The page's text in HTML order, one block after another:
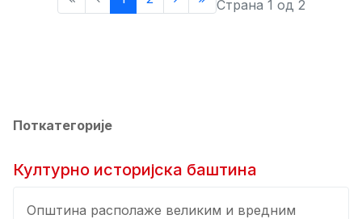
Страна 1 од 2
Поткатегорије
Културно историјска баштина
Општина располаже великим и вредним